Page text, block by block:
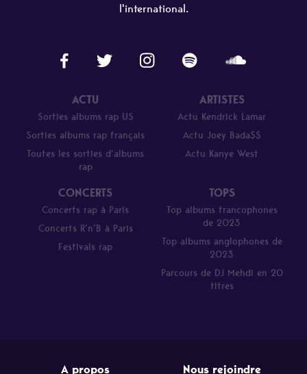
l'international.
ACTU
Sorties albums rap US
Sorties albums rap français
Toutes les sorties d’albums
rap
ARTISTES
Actu Kendrick Lamar
Actu Joey Bada$$
Actu Kanye West
CONCERTS
Concerts rap à Paris
Concerts R’n’B à Paris
Festivals rap
TOPS
Top albums francophones
de 2023
Top albums anglophones de
2023
Parcours de DJ Mehdi en 20
titres
A propos Nous rejoindre